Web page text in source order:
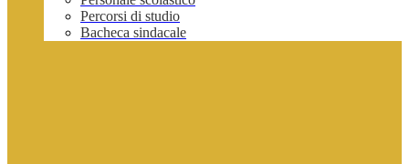
Percorsi di studio
Bacheca sindacale